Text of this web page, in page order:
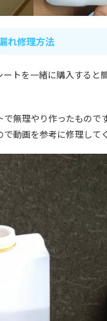
れ修理方法
トを一緒に購入すると
無理やり作ったもので
動画を参考に修理して